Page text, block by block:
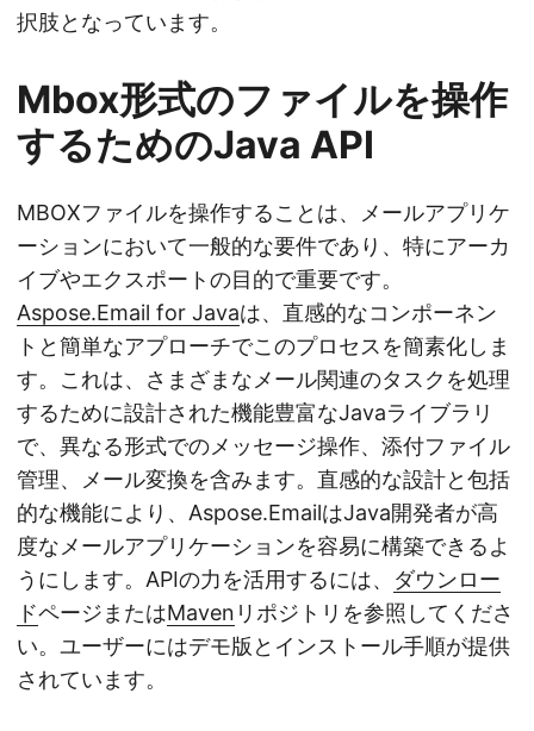
択肢となっています。
Mbox形式のファイルを操作
するためのJava API
MBOXファイルを操作することは、メールアプリケ
ーションにおいて一般的な要件であり、特にアーカ
イブやエクスポートの目的で重要です。
Aspose.Email for Javaは、直感的なコンポーネン
トと簡単なアプローチでこのプロセスを簡素化しま
す。これは、さまざまなメール関連のタスクを処理
するために設計された機能豊富なJavaライブラリ
で、異なる形式でのメッセージ操作、添付ファイル
管理、メール変換を含みます。直感的な設計と包括
的な機能により、Aspose.EmailはJava開発者が高
度なメールアプリケーションを容易に構築できるよ
うにします。APIの力を活用するには、 ダウンロー
ドページまたはMaven リポジトリを参照してくださ
い。ユーザーにはデモ版とインストール手順が提供
されています。